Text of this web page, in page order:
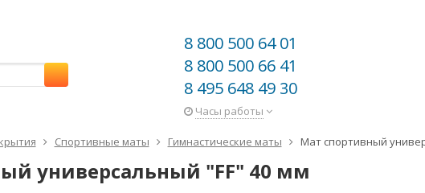
8 800 500 64 01
8 800 500 66 41
8 495 648 49 30
Часы работы
Спортивные маты Гимнастические маты Мат спортивный
универсальный "FF" 40 мм